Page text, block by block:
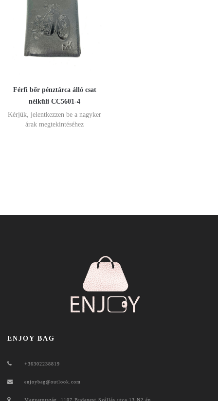
Férfi bőr pénztárca álló csat
nélküli CC5601-4
Kérjük, jelentkezzen be a nagyker
árak megtekintéséhez
ENJOY BAG
+36302238819
enjoybag@outlook.com